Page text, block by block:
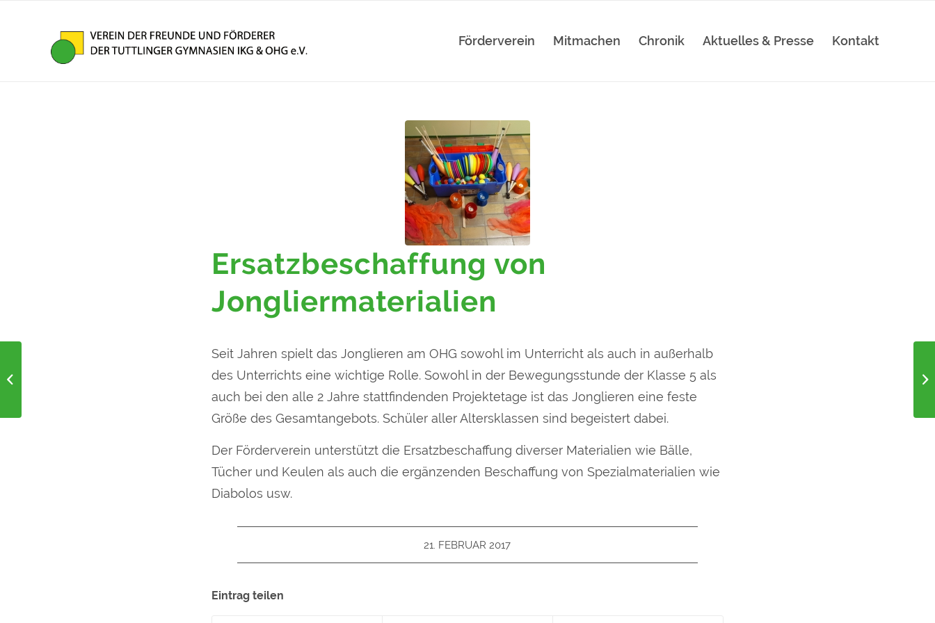
Förderverein Mitmachen Chronik Aktuelles & Presse Kontakt
Ersatzbeschaffung von
Jongliermaterialien
Seit Jahren spielt das Jonglieren am OHG sowohl im Unterricht als auch in außerhalb
des Unterrichts eine wichtige Rolle. Sowohl in der Bewegungsstunde der Klasse 5 als
auch bei den alle 2 Jahre stattfindenden Projektetage ist das Jonglieren eine feste
Größe des Gesamtangebots. Schüler aller Altersklassen sind begeistert dabei.
Der Förderverein unterstützt die Ersatzbeschaffung diverser Materialien wie Bälle,
Tücher und Keulen als auch die ergänzenden Beschaffung von Spezialmaterialien wie
Diabolos usw.
21. FEBRUAR 2017
Eintrag teilen